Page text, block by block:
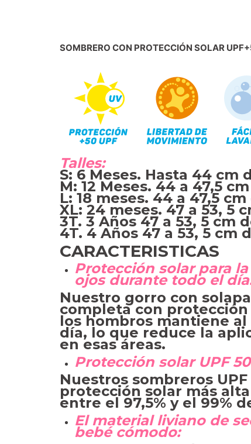
SOMBRERO CON PROTECCIÓN SOLAR
Talles:
S: 6 Meses. Hasta 44 cm
M: 12 Meses. 44 a 47,5
L: 18 meses. 44 a 47,5
XL: 24 meses. 47 a 53, 5
3T. 3 Años 47 a 53, 5 cm
4T. 4 Años 47 a 53, 5 cm
CARACTERISTICAS
Protección solar para
ojos durante todo el
Nuestro gorro con
completa con
los hombros mantiene
día, lo que reduce la
en esas áreas.
Protección solar UPF
Nuestros sombreros
protección solar más
entre el 97,5% y el 99%
El material liviano de
bebé cómodo: